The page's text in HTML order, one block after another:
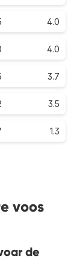
4.0
4.0
3.7
3.5
1.3
voos
de